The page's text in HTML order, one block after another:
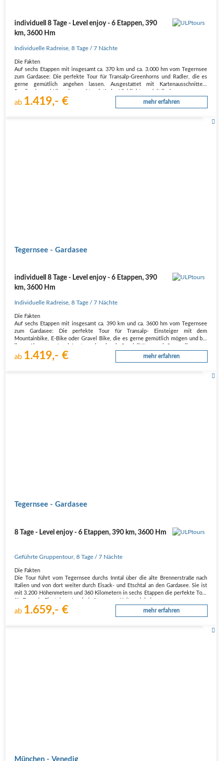
individuell 8 Tage - Level enjoy - 6 Etappen, 390
km, 3600 Hm
Individuelle Radreise ,8 Tage / 7 Nächte
Die Fakten
Auf sechs Etappen mit insgesamt ca. 370 km und ca. 3.000 hm vom Tegernsee
zum Gardasee: Die perfekte Tour für Transalp-Greenhorns und Radler, die es
gerne gemütlich angehen lassen. Ausgestattet mit Kartenausschnitten,
ab 1.419,- € mehr erfahren
Tegernsee - Gardasee
individuell 8 Tage - Level enjoy - 6 Etappen, 390
km, 3600 Hm
Individuelle Radreise ,8 Tage / 7 Nächte
Die Fakten
Auf sechs Etappen mit insgesamt ca. 390 km und ca. 3600 hm vom Tegernsee
zum Gardasee: Die perfekte Tour für Transalp- Einsteiger mit dem
Mountainbike, E-Bike oder Gravel Bike, die es gerne gemütlich mögen und bei
ab 1.419,- € mehr erfahren
Tegernsee - Gardasee
8 Tage - Level enjoy - 6 Etappen, 390 km, 3600 Hm
Geführte Gruppentour,8 Tage / 7 Nächte
Die Fakten
Die Tour führt vom Tegernsee durchs Inntal über die alte Brennerstraße nach
Italien und von dort weiter durch Eisack- und Etschtal an den Gardasee. Sie ist
mit 3.200 Höhenmetern und 360 Kilometern in sechs Etappen die perfekte Tour
ab 1.659,- € mehr erfahren
München - Venedig